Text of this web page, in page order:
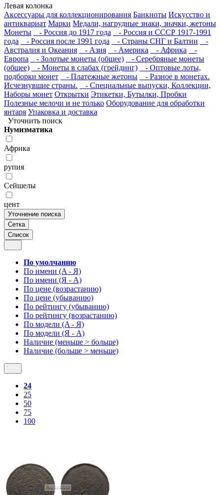
Левая колонка
Аксессуары для коллекционирования Банкноты Искусство и
антиквариат Марки Медали, нагрудные знаки, значки, жетоны
Монеты
- Россия до 1917 года
- Россия и СССР 1917-1991
года
- Россия после 1991 года - Страны СНГ и Балтии
-
Австралия и Океания
- Азия - Америка - Африка
-
Европа
- Золотые монеты (общее)
- Серебряные монеты
(общее)
- Монеты в слабах (грейдинг)
- Оптовые лоты,
подборки монет
- Платежные жетоны
- Разное в монетах.
Исчезнувшие страны.
- Специальные выпуски, Коллекции,
Наборы монет Открытки Этикетки, Бутылки, Пробки
Полезные мелочи и не только Оборудование для обработки
янтаря Упаковка и доставка
Уточнить поиск
Нумизматика
Африка
рупия
Сейшелы
цент
Уточнение поиска
Сетка
Список
По умолчанию
По имени (A - Я)
По имени (Я - A)
По цене (возрастанию)
По цене (убыванию)
По рейтингу (убыванию)
По рейтингу (возрастанию)
По модели (A - Я)
По модели (Я - A)
Наличие (меньше > больше)
Наличие (больше > меньше)
24
25
50
75
100